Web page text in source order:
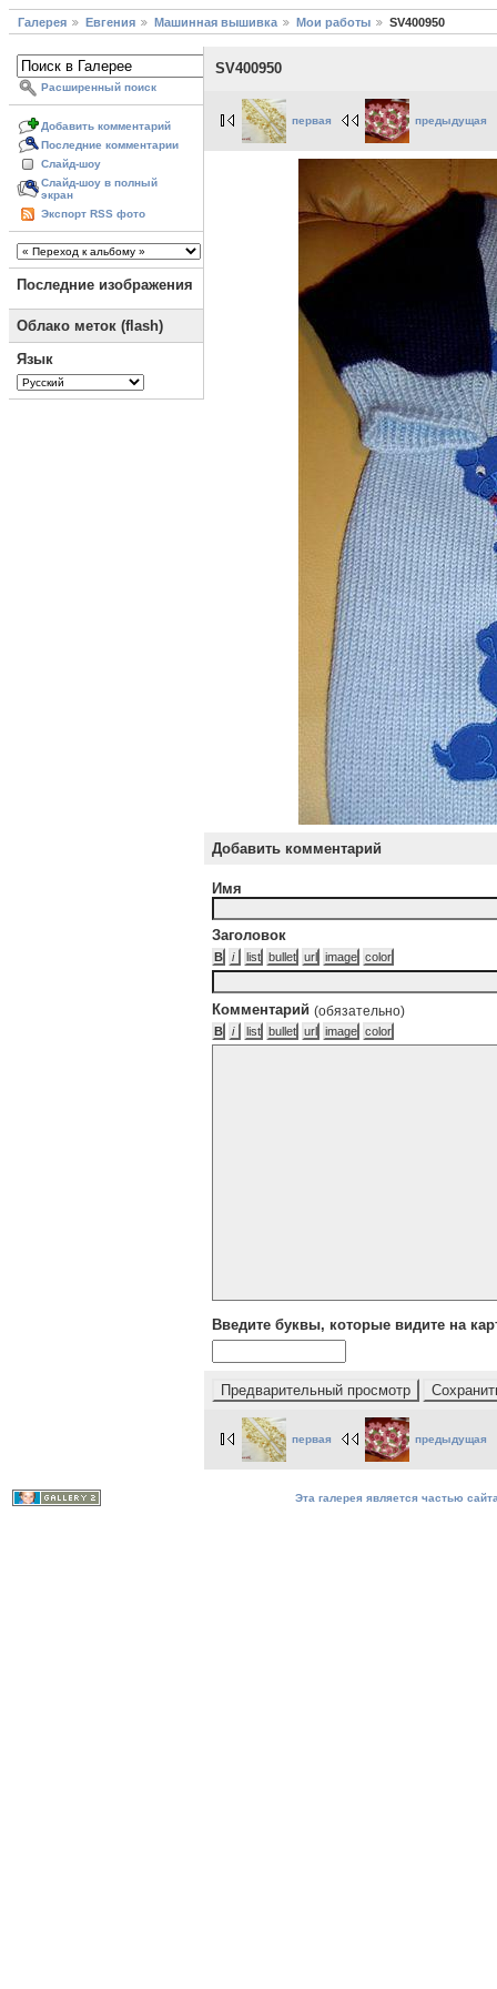
Галерея Евгения Машинная вышивка Мои работы SV400950
Расширенный поиск
Добавить комментарий
Последние комментарии
Слайд-шоу
Слайд-шоу в полный
экран
Экспорт RSS фото
Последние изображения
Облако меток (flash)
Язык
SV400950
первая предыдущая
Добавить комментарий
Имя
Заголовок
Комментарий (обязательно)
Введите буквы, которые видите на
первая предыдущая
Эта галерея является частью